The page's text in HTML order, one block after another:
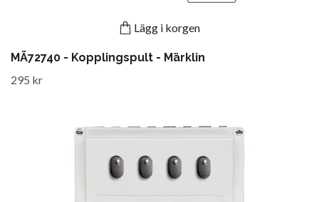
Lägg i korgen
MÄ72740 - Kopplingspult - Märklin
295 kr